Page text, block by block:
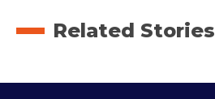
Related Stories